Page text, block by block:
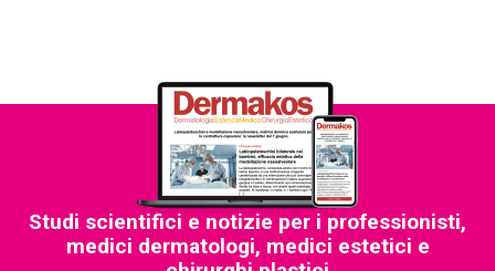
Studi scientifici e notizie per i professionisti,
medici dermatologi, medici estetici e